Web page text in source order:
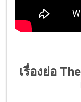
เรื่องย่อ